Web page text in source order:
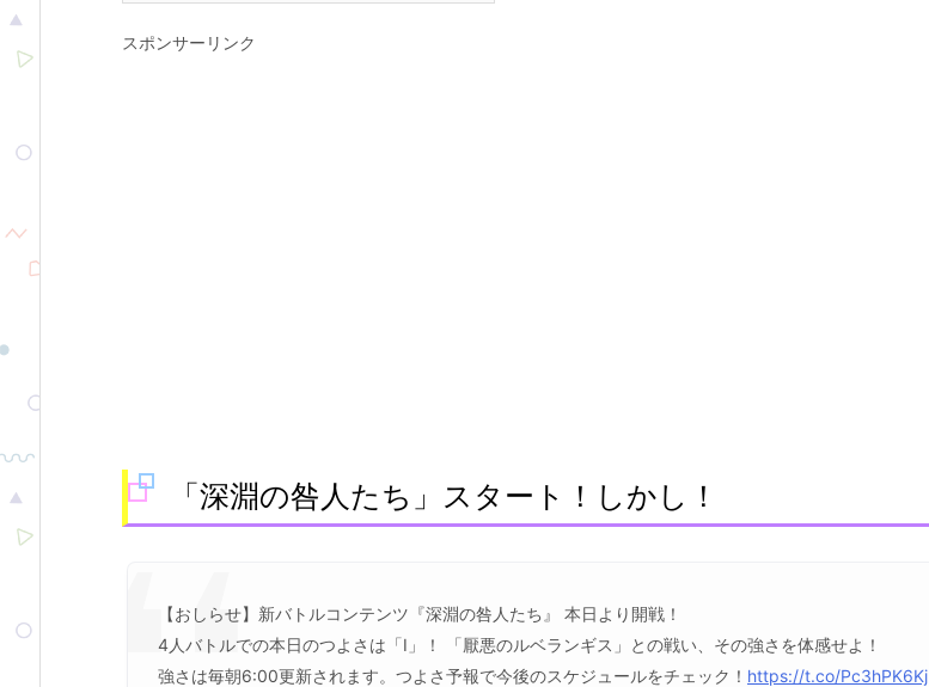
スポンサーリンク
「深淵の咎人たち」スタート！しかし！
【おしらせ】新バトルコンテンツ『深淵の咎人たち』 本日より開戦！
4人バトルでの本日のつよさは「Ⅰ」！ 「厭悪のルベランギス」との戦い、その強さを体感せよ！
強さは毎朝6:00更新されます。つよさ予報で今後のスケジュールをチェック！ https://t.co/Pc3hPK6Kj